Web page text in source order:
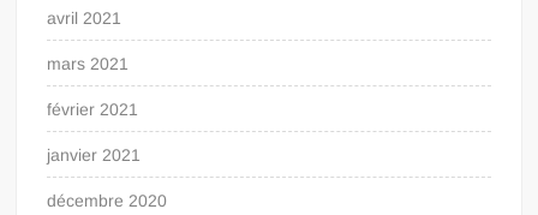
avril 2021
mars 2021
février 2021
janvier 2021
décembre 2020